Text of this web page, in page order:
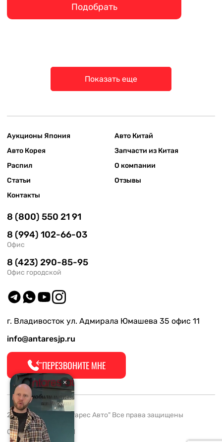
Подобрать
Показать еще
Аукционы Япония
Авто Китай
Авто Корея
Запчасти из Китая
Распил
О компании
Статьи
Отзывы
Контакты
8 (800) 550 21 91
8 (994) 102-66-03
Офис
8 (423) 290-85-95
Офис городской
г. Владивосток ул. Адмирала Юмашева 35 офис 11
info@antaresjp.ru
ПЕРЕЗВОНИТЕ МНЕ
2008-2026 ООО "Антарес Авто" Все права защищены
ОГРН 1132537005061